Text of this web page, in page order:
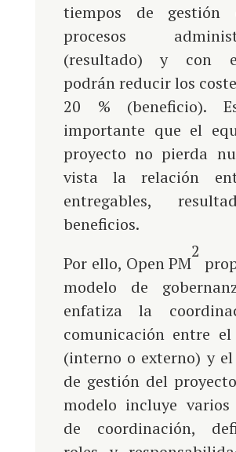
tiempos de gestión
procesos
(resultado) y con
podrán reducir los
20 % (beneficio).
importante que el
proyecto no pierda
vista la relación
entregables,
beneficios.
Por ello, Open PM
2
modelo de
enfatiza la
comunicación entre
(interno o externo) y
de gestión del
modelo incluye varios
de coordinación,